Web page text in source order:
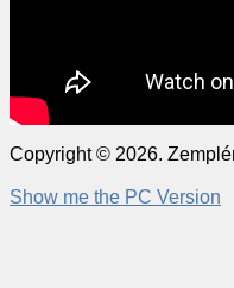
Copyright © 2026.
Show me the PC Version